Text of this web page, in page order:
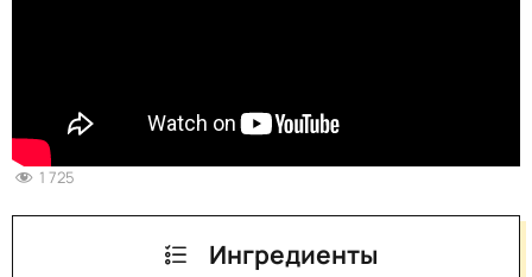
1 725
Ингредиенты